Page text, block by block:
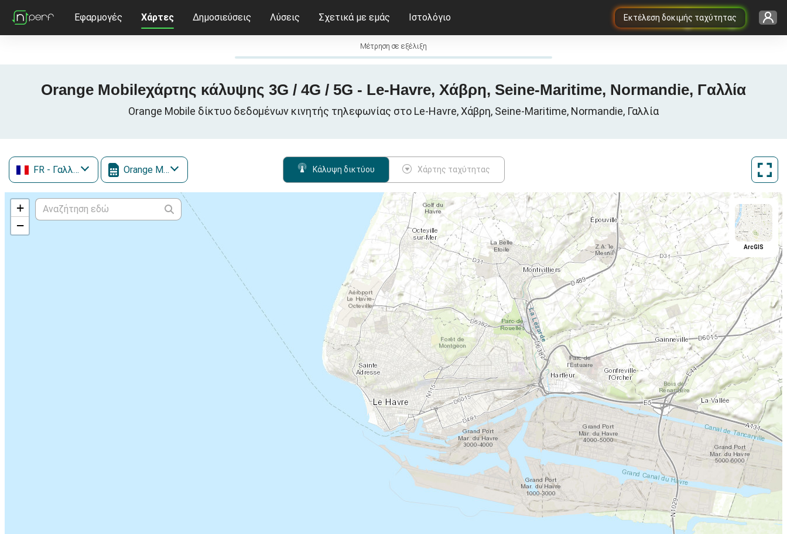
Εκτέλεση δοκιμής ταχύτητας
Εφαρμογές Χάρτες Δημοσιεύσεις Λύσεις Σχετικά με εμάς Ιστολόγιο
Μέτρηση σε εξέλιξη
Orange Mobileχάρτης κάλυψης 3G / 4G / 5G - Le-Havre, Χάβρη, Seine-Maritime, Normandie, Γαλλία
Orange Mobile δίκτυο δεδομένων κινητής τηλεφωνίας στο Le-Havre, Χάβρη, Seine-Maritime, Normandie, Γαλλία
FR - Γαλλία Orange Mobile Κάλυψη δικτύου Χάρτης ταχύτητας
+
−
ArcGIS